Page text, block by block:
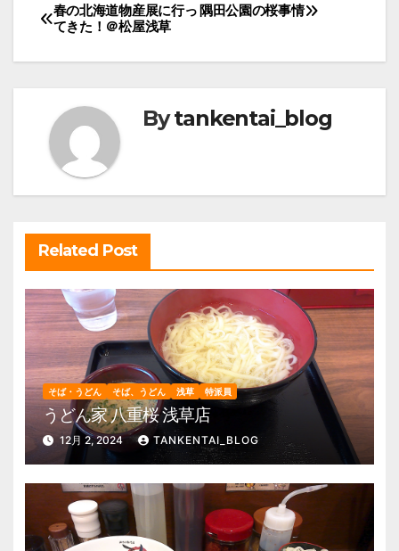
投
稿
ナ
ゲ
ー
シ
ョ
ン
隅田公園の桜事情
春の北海道物産展に行っ
てきた！＠松屋浅草
Bytankentai_blog
Related Post
そば・うどん そば、うどん 浅草 特派員
うどん家 八重桜 浅草店
12月 2, 2024 TANKENTAI_BLOG